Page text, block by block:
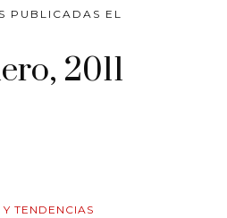
PUBLICADAS EL
2011
TENDENCIAS